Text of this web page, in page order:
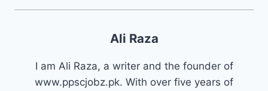
Ali Raza
I am Ali Raza, a writer and the founder of
www.ppscjobz.pk. With over five years of